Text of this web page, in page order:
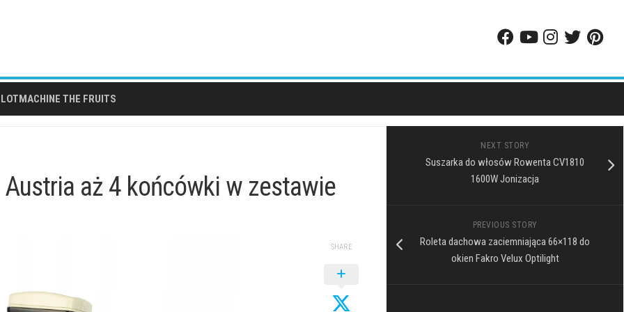
THE FRUITS
aż 4 końcówki w zestawie
SHARE
NEXT STORY
Suszarka do włosów Rowenta CV1810
1600W Jonizacja
PREVIOUS STORY
Roleta dachowa zaciemniająca 66×118 do
okien Fakro Velux Optilight